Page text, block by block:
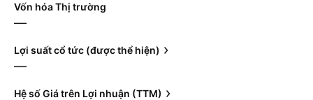
Vốn hóa Thị trường
—
Lợi suất cổ tức (được thể hiện)
—
Hệ số Giá trên Lợi nhuận (TTM)